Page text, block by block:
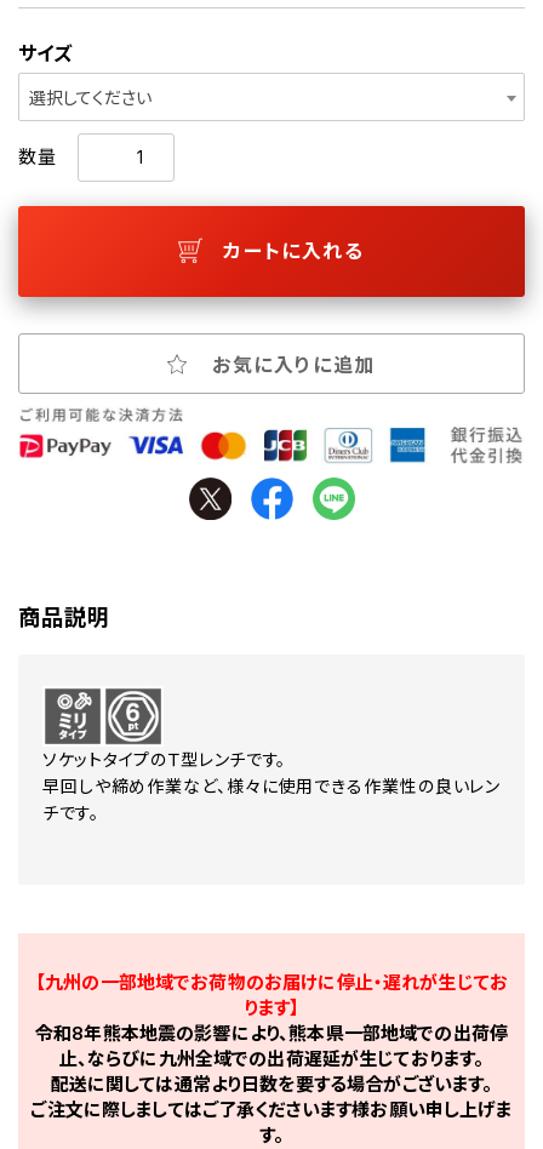
サイズ
選択してください
数量
カートに入れる
お気に入りに追加
商品説明
ソケットタイプのＴ型レンチです。
早回しや締め作業など、様々に使用できる作業性の良いレン
チです。
【九州の一部地域でお荷物のお届けに停止・遅れが生じてお
ります】
令和8年熊本地震の影響により、熊本県一部地域での出荷停
止、ならびに九州全域での出荷遅延が生じております。
配送に関しては通常より日数を要する場合がございます。
ご注文に際しましてはご了承くださいます様お願い申し上げま
す。